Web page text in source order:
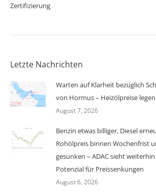
Zertifizierung
Letzte Nachrichten
Warten auf Klarheit bezüglich
von Hormus – Heizölpreise
August 7, 2026
Benzin etwas billiger, Diesel
Rohölpreis binnen Wochenfrist
gesunken – ADAC sieht
Potenzial für Preissenkungen
August 6, 2026